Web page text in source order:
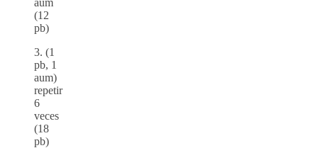
(12
pb)
3. (1
pb, 1
aum)
repetir
6
veces
(18
pb)